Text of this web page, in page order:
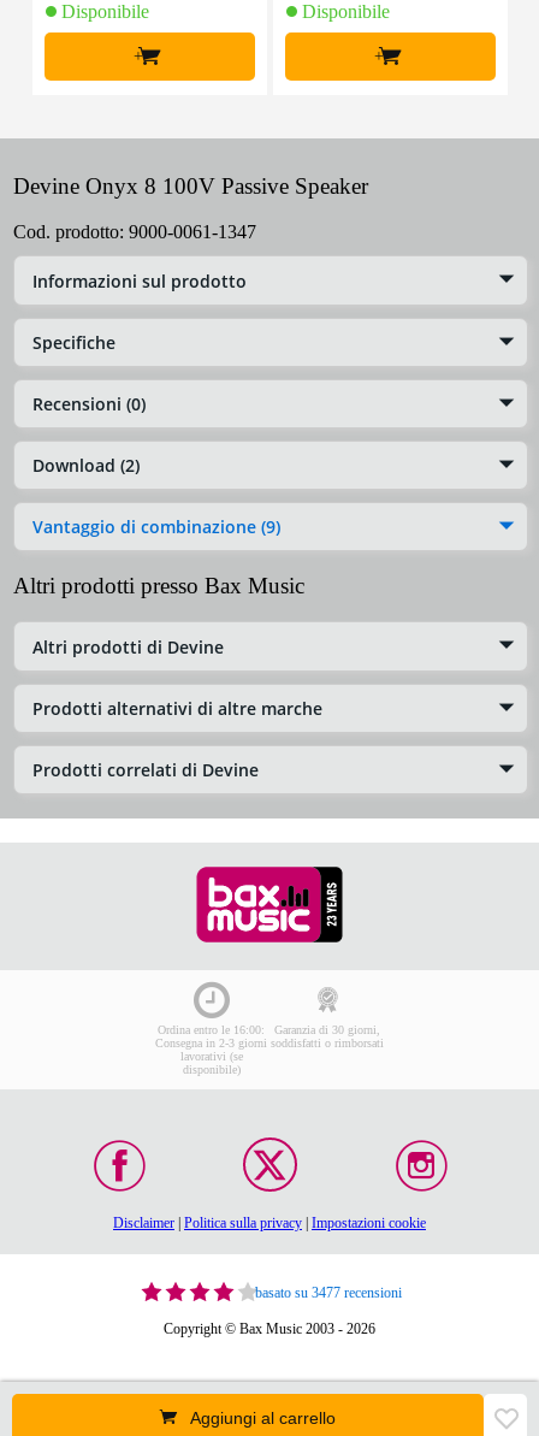
Disponibile
+
Disponibile
+
Devine Onyx 8 100V Passive Speaker
Cod. prodotto: 9000-0061-1347
Informazioni sul prodotto
Specifiche
Recensioni (0)
Download (2)
Vantaggio di combinazione (9)
Altri prodotti presso Bax Music
Altri prodotti di Devine
Prodotti alternativi di altre marche
Prodotti correlati di Devine
Aggiungi al carrello
Ordina entro le 16:00:
Consegna in 2-3 giorni
lavorativi (se
disponibile)
Garanzia di 30 giorni,
soddisfatti o rimborsati
Disclaimer Politica sulla privacy Impostazioni cookie
basato su 3477 recensioni
Copyright © Bax Music 2003 - 2026